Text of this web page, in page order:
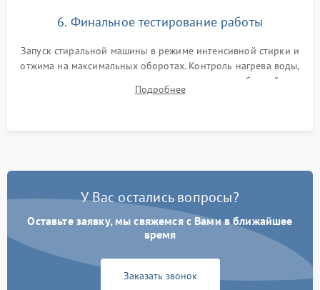
6. Финальное тестирование работы
Запуск стиральной машины в режиме интенсивной стирки и
отжима на максимальных оборотах. Контроль нагрева воды,
корректности слива, отсутствия излишних вибраций,
посторонних стуков и протечек под корпусом.
Подробнее
У Вас остались вопросы?
Оставьте заявку, мы свяжемся с Вами в ближайшее
время
Заказать звонок